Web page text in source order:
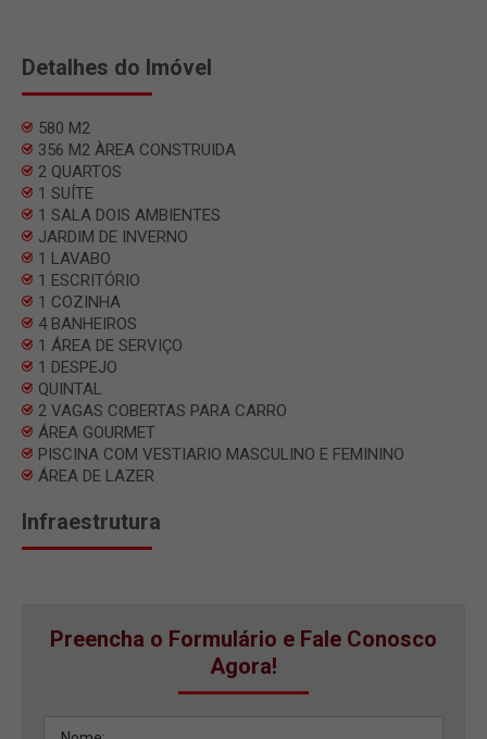
Detalhes do Imóvel
580 M2
356 M2 ÀREA CONSTRUIDA
2 QUARTOS
1 SUÍTE
1 SALA DOIS AMBIENTES
JARDIM DE INVERNO
1 LAVABO
1 ESCRITÓRIO
1 COZINHA
4 BANHEIROS
1 ÁREA DE SERVIÇO
1 DESPEJO
QUINTAL
2 VAGAS COBERTAS PARA CARRO
ÁREA GOURMET
PISCINA COM VESTIARIO MASCULINO E FEMININO
ÁREA DE LAZER
Infraestrutura
Preencha o Formulário e Fale Conosco
Agora!